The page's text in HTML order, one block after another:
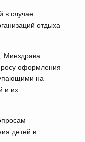
в случае
отдыха
Минздрава
оформления
на
и их
детей в